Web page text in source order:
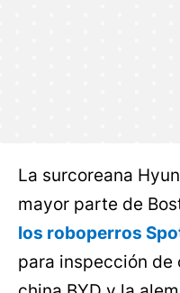
La surcoreana
mayor parte de
los roboperros
para inspección